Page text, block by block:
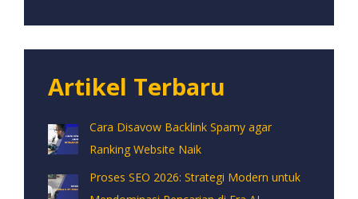
Artikel Terbaru
Cara Disavow Backlink Spamy agar
Ranking Website Naik
Proses SEO 2026: Strategi Modern untuk